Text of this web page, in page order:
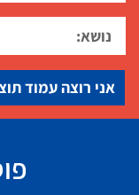
אני רוצה עמוד